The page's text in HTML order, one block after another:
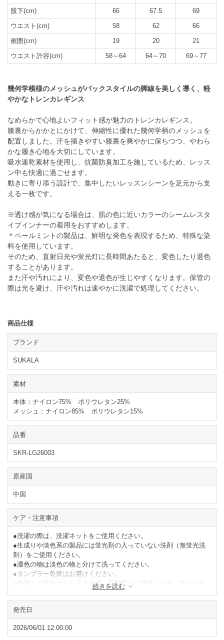
股下(cm)
66 67.5
69
ウエスト(cm)
58 62
66
裾囲(cm)
19 20
21
ウエスト許容(cm)
58～64 64～70 69～77
幾何学模様のメッシュがバックスタイルの脚線を美しく導く、軽
やかなトレンカレギンス
なめらかで心地よいフィット感が魅力のトレンカレギンス。
膝裏からかかとにかけて、伸縮性に優れた幾何学柄のメッシュを
配置しました。汗を掻きやすい膝裏を爽やかに保ちつつ、やわら
かな履き心地を大切にしています。
吸水速乾素材を使用し、抗菌防臭加工を施しているため、レッス
ン中も快適に過ごせます。
動きに寄り添う設計で、集中したいレッスンシーンを足元から支
える一枚です。
※透け感が気になる場合は、肌の色に近いカラーのシームレスタ
イプインナーの着用をおすすめします。
＊ペールミントの製品は、鮮明な発色を表現するため、特殊な染
料を使用しています。
そのため、直射日光や蛍光灯に長時間あたると、変色したり退色
することがあります。
また汗や汚れにより、変色や退色が生じやすくなります。保管の
際は光を避け、汗や汚れは速やかに洗濯で処理してください。
商品仕様
ブランド
SUKALA
素材
本体：ナイロン75% ポリウレタン25%
メッシュ：ナイロン85% ポリウレタン15%
品番
SKR-LG26003
原産国
中国
ケア・注意事項
●洗濯の際は、洗濯ネットをご使用ください。
●生成りや淡色系の製品には蛍光剤の入っていない洗剤（無蛍光洗
剤）をご使用ください。
●濃色の物は淡色の物と分けて洗ってください。
●タンブラー乾燥はお避けください。
●色落ちの恐れがありますので、長時間水に浸漬したり、濡れたま
●形を整えて陰干ししてください。
●メッシュ部分は繊細な素材ですので引っ掛け等にご注意くださ
い。
続きを読む
閉じる
発売日
2026/06/01 12:00:00